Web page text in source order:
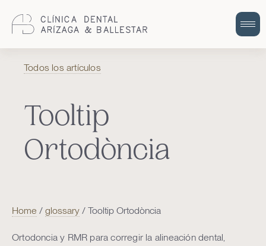
odontologia integral i humana.
Todos los artículos
Tooltip
Ortodòncia
Home / glossary / Tooltip Ortodòncia
Ortodoncia y RMR para corregir la alineación dental,